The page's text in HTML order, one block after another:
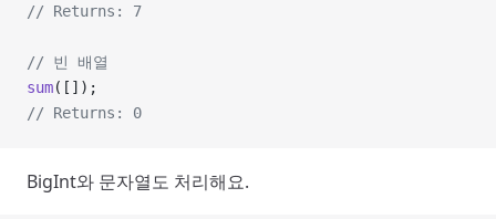
// Returns: 7
// 빈 배열
sum([]);
// Returns: 0
BigInt와 문자열도 처리해요.